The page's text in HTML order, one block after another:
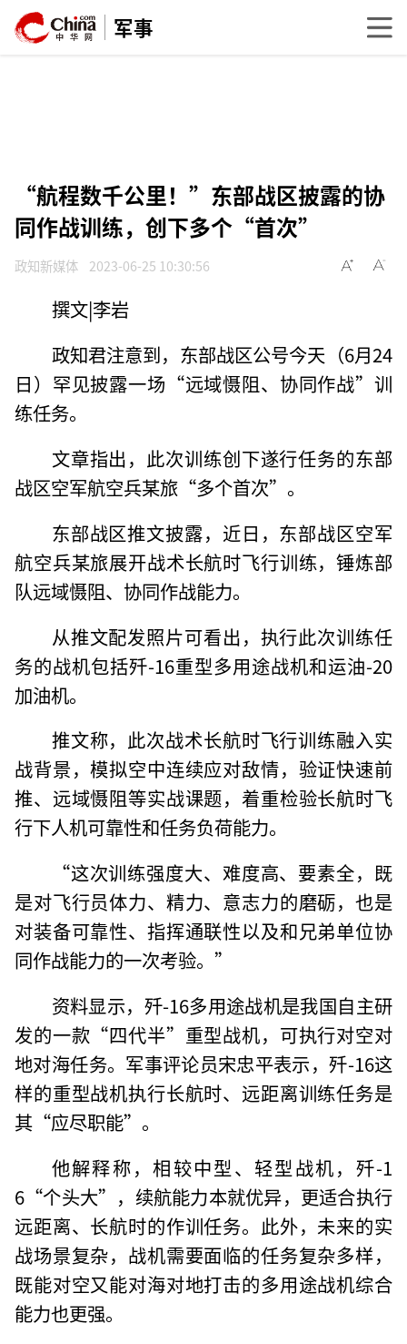
军事
“航程数千公里！”东部战区披露的协
同作战训练，创下多个“首次”
政知新媒体 2023-06-25 10:30:56
撰文|李岩
政知君注意到，东部战区公号今天（6月24
日）罕见披露一场“远域慑阻、协同作战”训
练任务。
文章指出，此次训练创下遂行任务的东部
战区空军航空兵某旅“多个首次”。
东部战区推文披露，近日，东部战区空军
航空兵某旅展开战术长航时飞行训练，锤炼部
队远域慑阻、协同作战能力。
从推文配发照片可看出，执行此次训练任
务的战机包括歼-16重型多用途战机和运油-20
加油机。
推文称，此次战术长航时飞行训练融入实
战背景，模拟空中连续应对敌情，验证快速前
推、远域慑阻等实战课题，着重检验长航时飞
行下人机可靠性和任务负荷能力。
“这次训练强度大、难度高、要素全，既
是对飞行员体力、精力、意志力的磨砺，也是
对装备可靠性、指挥通联性以及和兄弟单位协
同作战能力的一次考验。”
资料显示，歼-16多用途战机是我国自主研
发的一款“四代半”重型战机，可执行对空对
地对海任务。军事评论员宋忠平表示，歼-16这
样的重型战机执行长航时、远距离训练任务是
其“应尽职能”。
他解释称，相较中型、轻型战机，歼-1
6“个头大”，续航能力本就优异，更适合执行
远距离、长航时的作训任务。此外，未来的实
战场景复杂，战机需要面临的任务复杂多样，
既能对空又能对海对地打击的多用途战机综合
能力也更强。